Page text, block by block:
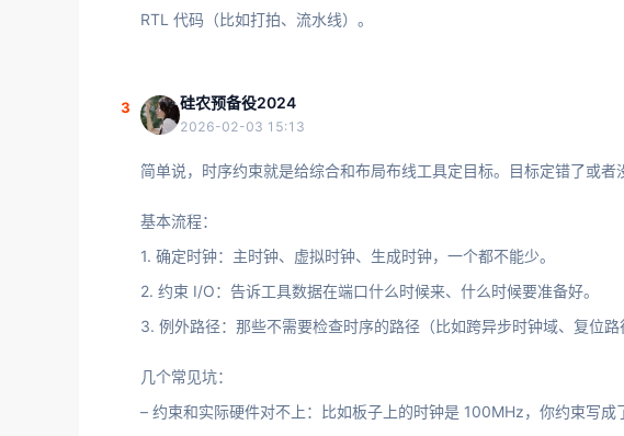
RTL 代码（比如打拍、流水线）。
3 硅农预备役2024
2026-02-03 15:13
简单说，时序约束就是给综合和布局布线工具定目标。目标定错了或者
基本流程：
1. 确定时钟：主时钟、虚拟时钟、生成时钟，一个都不能少。
2. 约束 I/O：告诉工具数据在端口什么时候来、什么时候要准备好。
3. 例外路径：那些不需要检查时序的路径（比如跨异步时钟域、复位
几个常见坑：
– 约束和实际硬件对不上：比如板子上的时钟是 100MHz，你约束写成